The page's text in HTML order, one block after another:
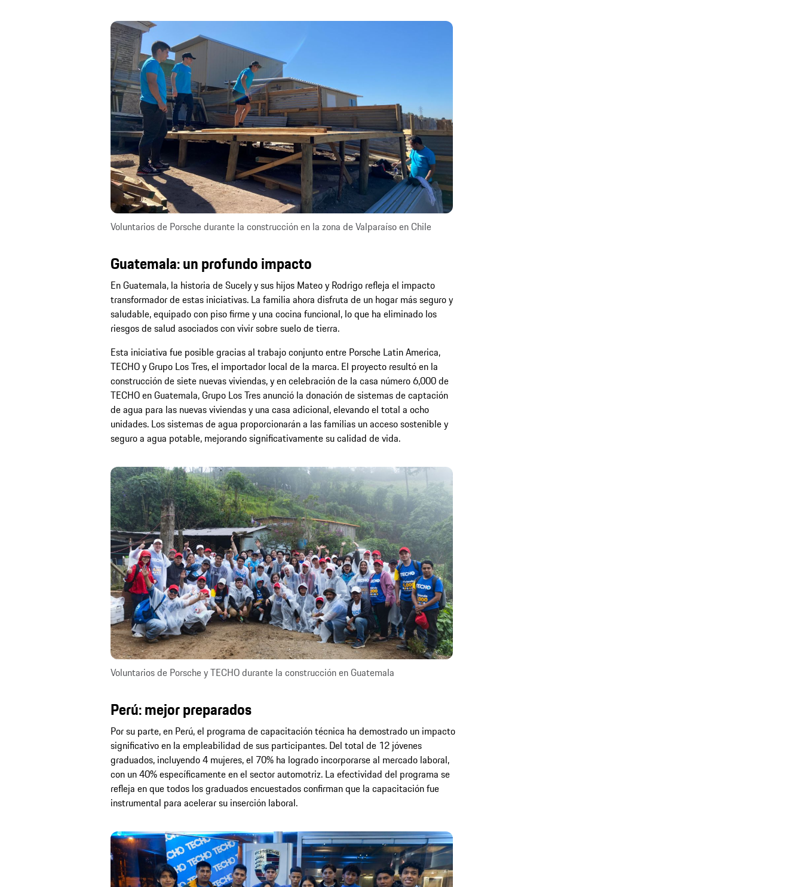
Voluntarios de Porsche durante la construcción en la zona de Valparaíso en Chile
Guatemala: un profundo impacto
En Guatemala, la historia de Sucely y sus hijos Mateo y Rodrigo refleja el impacto
transformador de estas iniciativas. La familia ahora disfruta de un hogar más seguro y
saludable, equipado con piso firme y una cocina funcional, lo que ha eliminado los
riesgos de salud asociados con vivir sobre suelo de tierra.
Esta iniciativa fue posible gracias al trabajo conjunto entre Porsche Latin America,
TECHO y Grupo Los Tres, el importador local de la marca. El proyecto resultó en la
construcción de siete nuevas viviendas, y en celebración de la casa número 6,000 de
TECHO en Guatemala, Grupo Los Tres anunció la donación de sistemas de captación
de agua para las nuevas viviendas y una casa adicional, elevando el total a ocho
unidades. Los sistemas de agua proporcionarán a las familias un acceso sostenible y
seguro a agua potable, mejorando significativamente su calidad de vida.
Voluntarios de Porsche y TECHO durante la construcción en Guatemala
Perú: mejor preparados
Por su parte, en Perú, el programa de capacitación técnica ha demostrado un impacto
significativo en la empleabilidad de sus participantes. Del total de 12 jóvenes
graduados, incluyendo 4 mujeres, el 70% ha logrado incorporarse al mercado laboral,
con un 40% específicamente en el sector automotriz. La efectividad del programa se
refleja en que todos los graduados encuestados confirman que la capacitación fue
instrumental para acelerar su inserción laboral.